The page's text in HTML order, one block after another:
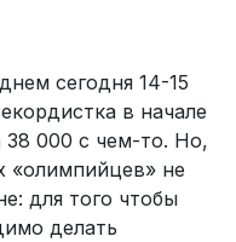
сегодня 14-15
в начале
000 с чем-то. Но,
«олимпийцев» не
для того чтобы
делать